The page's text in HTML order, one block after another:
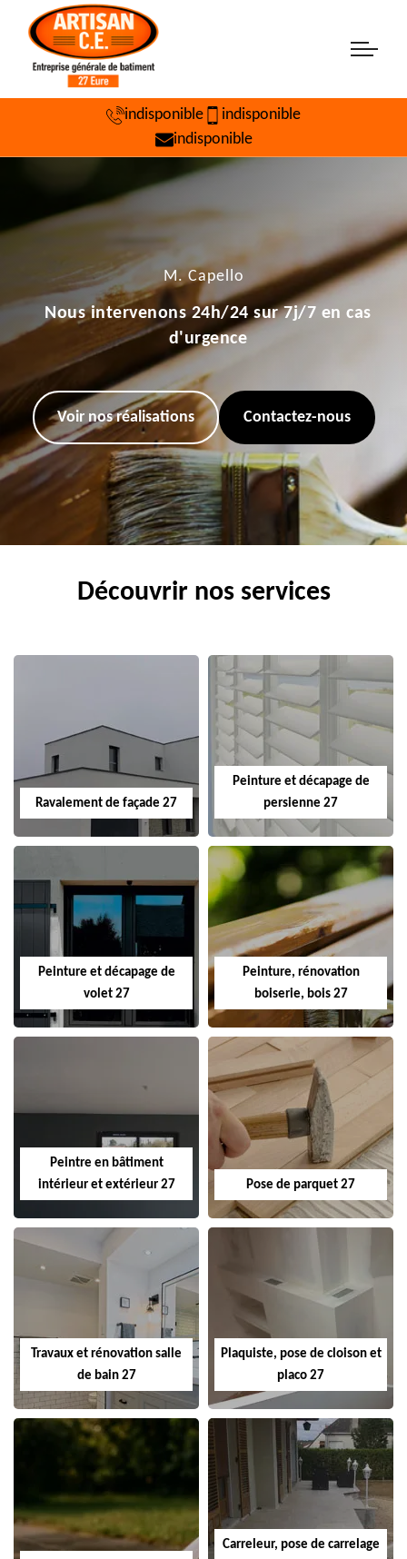
indisponible
indisponible
indisponible
M. Capello
Nous intervenons 24h/24 sur 7j/7 en cas
d'urgence
Voir nos réalisations Contactez-nous
Découvrir nos services
Ravalement de façade 27
Peinture et décapage de
persienne 27
Peinture et décapage de
volet 27
Peinture, rénovation
boiserie, bois 27
Peintre en bâtiment
intérieur et extérieur 27
Pose de parquet 27
Travaux et rénovation salle
de bain 27
Plaquiste, pose de cloison et
placo 27
Carreleur, pose de carrelage